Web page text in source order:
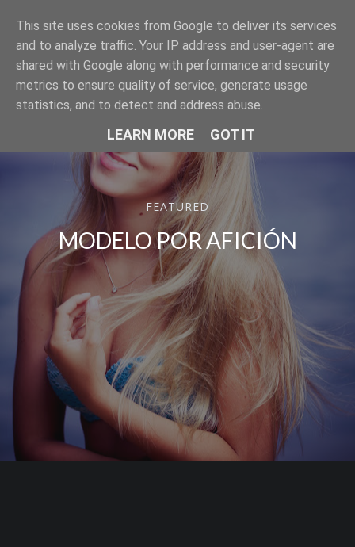
SER MODELO
FEATURED
MODELO POR AFICIÓN
This site uses cookies from Google to deliver its services
and to analyze traffic. Your IP address and user-agent are
shared with Google along with performance and security
metrics to ensure quality of service, generate usage
statistics, and to detect and address abuse.
LEARN MORE GOT IT